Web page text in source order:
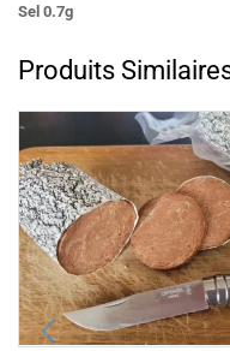
Sel 0.7g
Produits